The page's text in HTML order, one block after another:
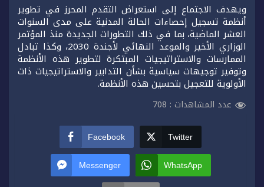
ويهدف الاجتماع إلى استعراض التقدم المحرز في تطوير
أنظمة تسجيل إحصاءات الحالة المدنية على مدى السنوات
العشر الماضية، بما في ذلك التطورات الجديدة منذ المؤتمر
الوزاري الأخير والموعد النهائي لأجندة 2030، وكذا تبادل
الممارسات والاستراتيجيات المبتكرة لتطوير هذه الأنظمة
وتوفير توجيهات سياسية بشأن التدابير والاستراتيجيات ذات
الأولوية للتعجيل بتحسين هذه الأنظمة.
عدد المشاهدات : 708
Facebook Twitter
Messenger WhatsApp